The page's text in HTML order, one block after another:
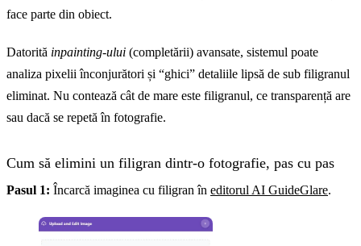
face parte din obiect.
Datorită inpainting-ului (completării) avansate, sistemul poate
analiza pixelii înconjurători și “ghici” detaliile lipsă de sub filigranul
eliminat. Nu contează cât de mare este filigranul, ce transparență are
sau dacă se repetă în fotografie.
Cum să elimini un filigran dintr-o fotografie, pas cu pas
Pasul 1: Încarcă imaginea cu filigran în editorul AI GuideGlare.